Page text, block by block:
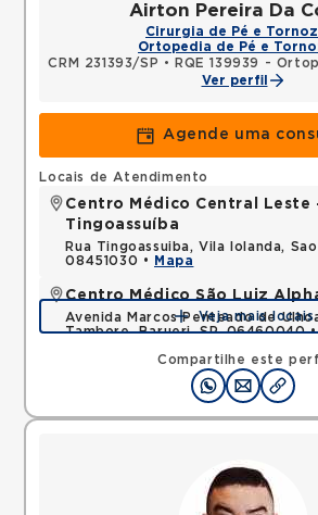
Airton Pereira Da
Cirurgia de Pé e
Ortopedia de Pé e
CRM 231393/SP •
RQE 139939 -
Ver perfil
Agende uma
Compartilhe este
Locais de Atendimento
Centro Médico Central Leste
Tingoassuíba
Rua Tingoassuiba, Vila Iolanda, Sao
08451030 •
Mapa
Centro Médico São Luiz
Avenida Marcos Penteado de
Tambore, Barueri, SP, 06460040
Veja mais locais